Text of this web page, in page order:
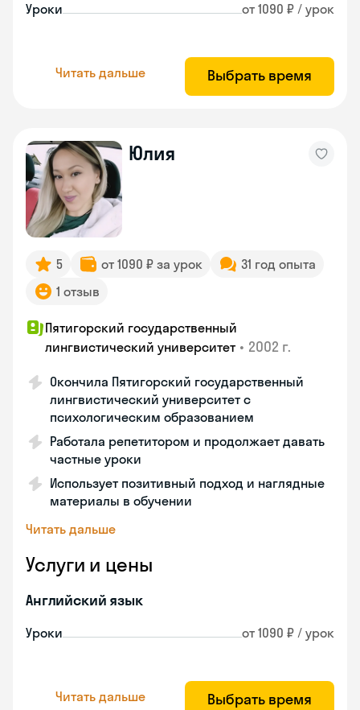
Уроки от 1090 ₽ / урок
Читать дальше Выбрать время
Юлия
5 от 1090 ₽ за урок
31 год опыта
1 отзыв
Пятигорский государственный
лингвистический университет • 2002 г.
Окончила Пятигорский государственный
лингвистический университет с
психологическим образованием
Работала репетитором и продолжает давать
частные уроки
Использует позитивный подход и наглядные
материалы в обучении
Читать дальше
Услуги и цены
Английский язык
Уроки от 1090 ₽ / урок
Читать дальше Выбрать время